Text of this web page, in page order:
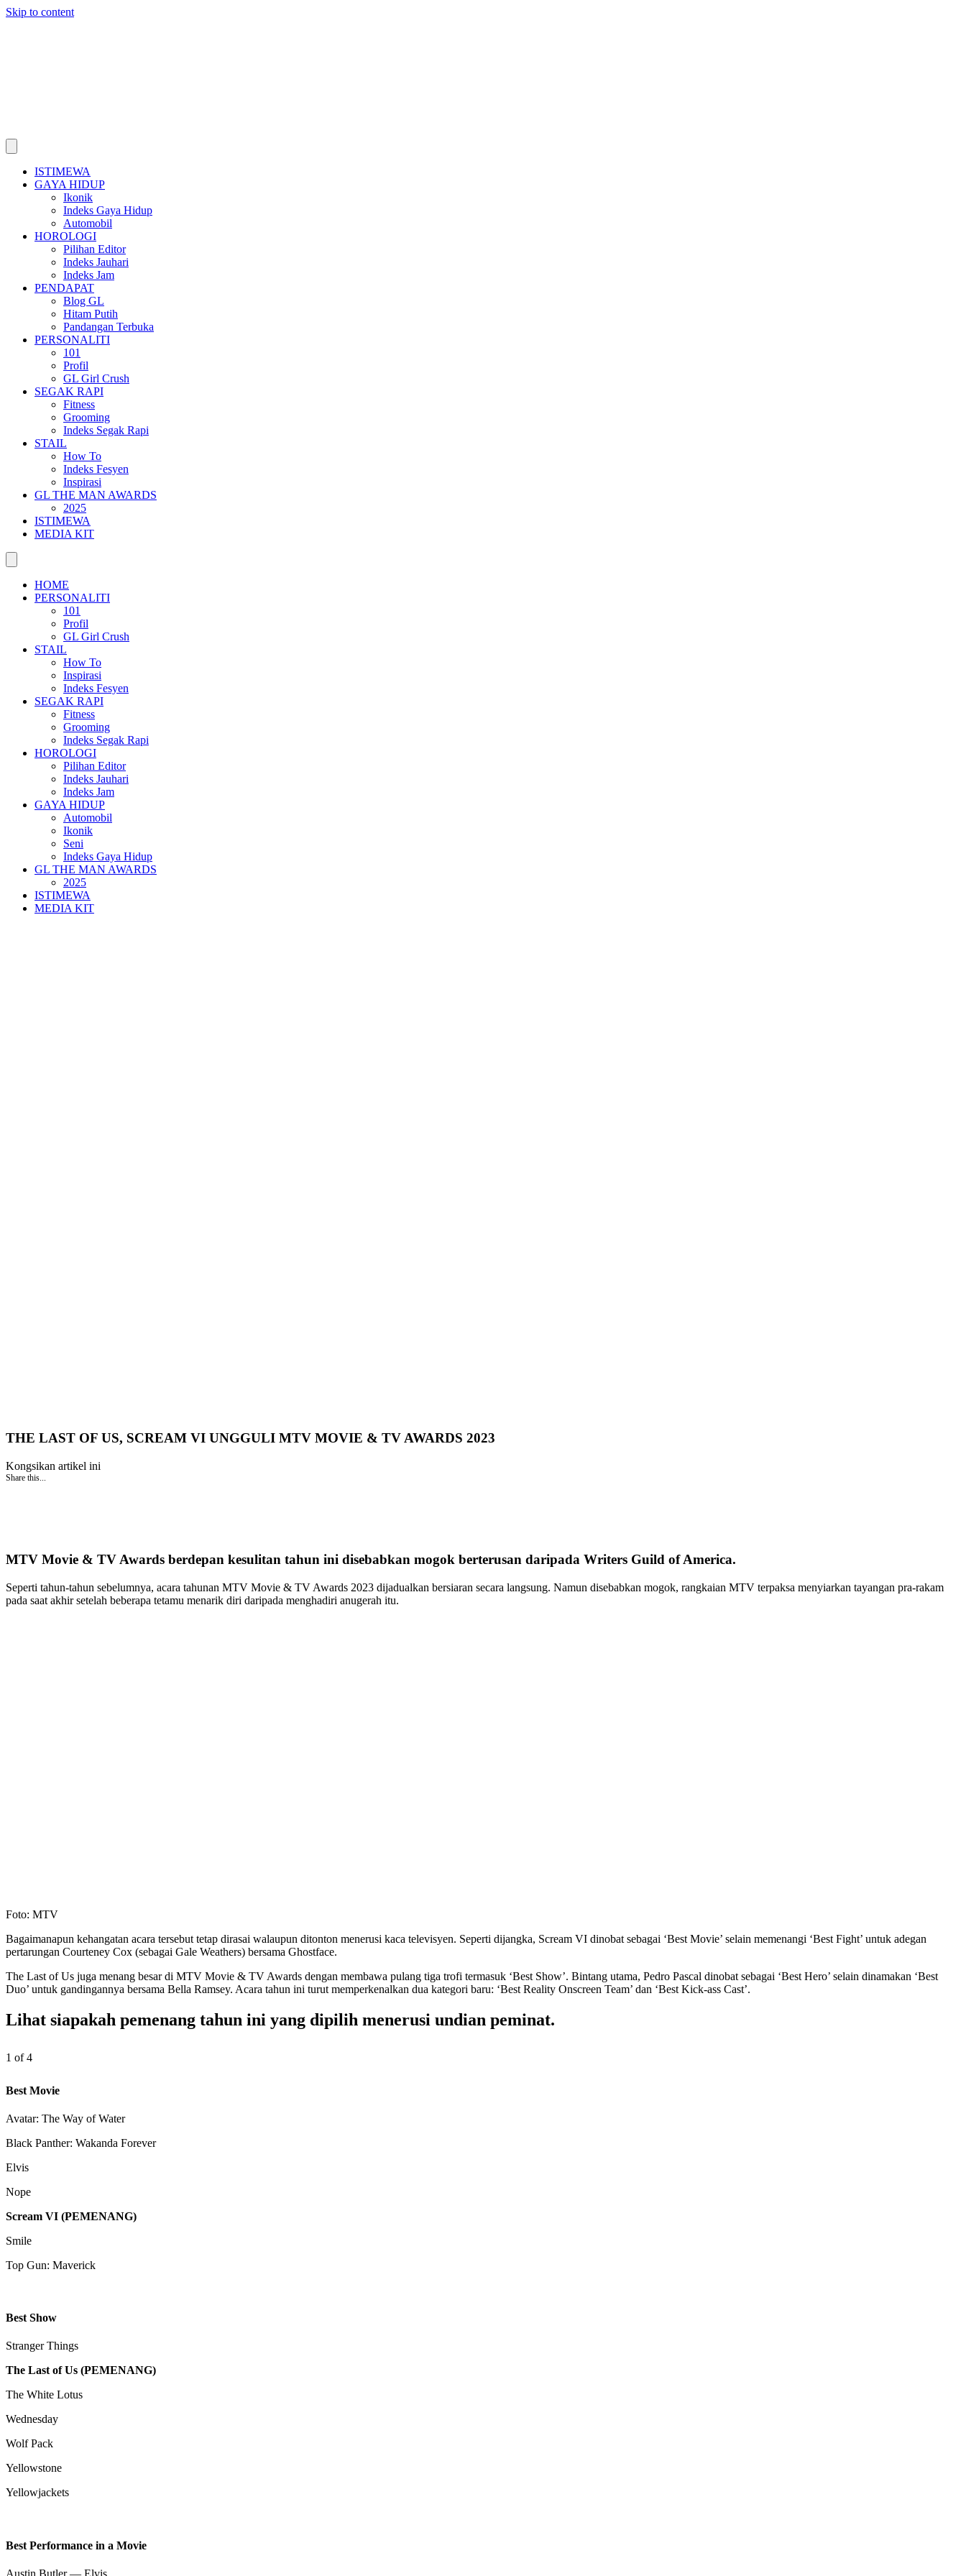
Skip to content
ISTIMEWA
GAYA HIDUP
Ikonik
Indeks Gaya Hidup
Automobil
HOROLOGI
Pilihan Editor
Indeks Jauhari
Indeks Jam
PENDAPAT
Blog GL
Hitam Putih
Pandangan Terbuka
PERSONALITI
101
Profil
GL Girl Crush
SEGAK RAPI
Fitness
Grooming
Indeks Segak Rapi
STAIL
How To
Indeks Fesyen
Inspirasi
GL THE MAN AWARDS
2025
ISTIMEWA
MEDIA KIT
HOME
PERSONALITI
101
Profil
GL Girl Crush
STAIL
How To
Inspirasi
Indeks Fesyen
SEGAK RAPI
Fitness
Grooming
Indeks Segak Rapi
HOROLOGI
Pilihan Editor
Indeks Jauhari
Indeks Jam
GAYA HIDUP
Automobil
Ikonik
Seni
Indeks Gaya Hidup
GL THE MAN AWARDS
2025
ISTIMEWA
MEDIA KIT
THE LAST OF US, SCREAM VI UNGGULI MTV MOVIE & TV AWARDS 2023
Kongsikan artikel ini
Share this...
MTV Movie & TV Awards berdepan kesulitan tahun ini disebabkan mogok berterusan daripada Writers Guild of America.
Seperti tahun-tahun sebelumnya, acara tahunan MTV Movie & TV Awards 2023 dijadualkan bersiaran secara langsung. Namun disebabkan mogok, rangkaian MTV terpaksa menyiarkan tayangan pra-rakam
pada saat akhir setelah beberapa tetamu menarik diri daripada menghadiri anugerah itu.
Foto: MTV
Bagaimanapun kehangatan acara tersebut tetap dirasai walaupun ditonton menerusi kaca televisyen. Seperti dijangka, Scream VI dinobat sebagai ‘Best Movie’ selain memenangi ‘Best Fight’ untuk adegan
pertarungan Courteney Cox (sebagai Gale Weathers) bersama Ghostface.
The Last of Us juga menang besar di MTV Movie & TV Awards dengan membawa pulang tiga trofi termasuk ‘Best Show’. Bintang utama, Pedro Pascal dinobat sebagai ‘Best Hero’ selain dinamakan ‘Best
Duo’ untuk gandingannya bersama Bella Ramsey. Acara tahun ini turut memperkenalkan dua kategori baru: ‘Best Reality Onscreen Team’ dan ‘Best Kick-ass Cast’.
Lihat siapakah pemenang tahun ini yang dipilih menerusi undian peminat.
1 of 4
Best Movie
Avatar: The Way of Water
Black Panther: Wakanda Forever
Elvis
Nope
Scream VI (PEMENANG)
Smile
Top Gun: Maverick
Best Show
Stranger Things
The Last of Us (PEMENANG)
The White Lotus
Wednesday
Wolf Pack
Yellowstone
Yellowjackets
Best Performance in a Movie
Austin Butler — Elvis